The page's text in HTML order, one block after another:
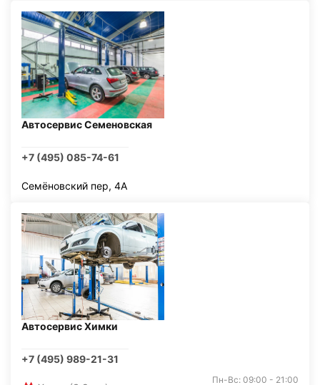
Автосервис Семеновская
+7 (495) 085-74-61
Семёновский пер, 4А
Автосервис Химки
+7 (495) 989-21-31
Пн-Вс: 09:00 - 21:00